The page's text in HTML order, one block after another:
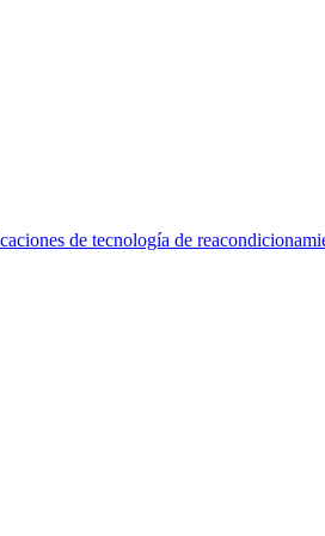
de tecnología de